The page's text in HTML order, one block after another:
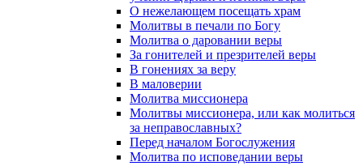
О нежелающем посещать храм
Молитвы в печали по Богу
Молитва о даровании веры
За гонителей и презрителей веры
В гонениях за веру
В маловерии
Молитва миссионера
Молитвы миссионера, или как молиться
за неправославных?
Перед началом Богослужения
Молитва по исповедании веры